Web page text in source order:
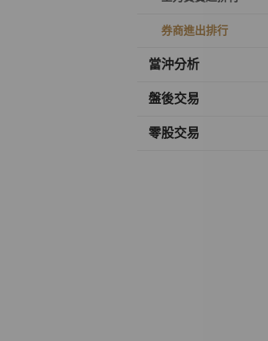
券商進出排行
當沖分析
盤後交易
零股交易